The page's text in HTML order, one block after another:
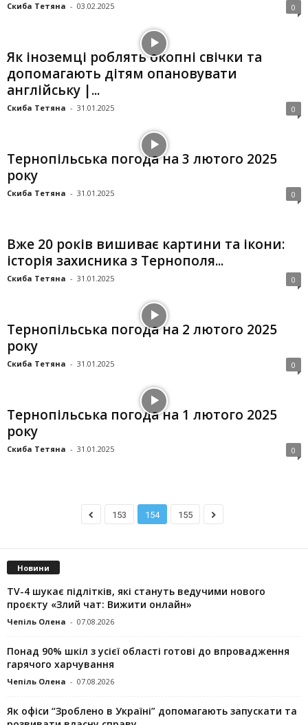
Скиба Тетяна - 03.02.2025 0
Як іноземці роблять окопні свічки та
допомагають дітям опановувати
англійську |...
Скиба Тетяна - 31.01.2025 0
Тернопільська погода на 3 лютого 2025
року
Скиба Тетяна - 31.01.2025 0
Вже 20 років вишиває картини та ікони:
історія захисника з Тернополя...
Скиба Тетяна - 31.01.2025 0
Тернопільська погода на 2 лютого 2025
року
Скиба Тетяна - 31.01.2025 0
Тернопільська погода на 1 лютого 2025
року
Скиба Тетяна - 31.01.2025 0
153 154 155
Новини
TV-4 шукає підлітків, які стануть ведучими нового
проєкту «Злий чат: Вижити онлайн»
Чепіль Олена - 07.08.2026
Понад 90% шкіл з усієї області готові до впровадження
гарячого харчування
Чепіль Олена - 07.08.2026
Як офіси “Зроблено в Україні” допомагають запускaти та